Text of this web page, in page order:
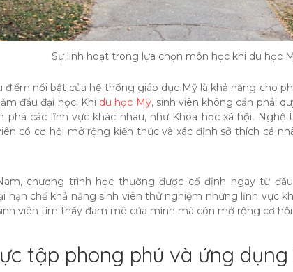
Sự linh hoạt trong lựa chọn môn học khi du học
nổi bật của hệ thống giáo dục Mỹ là khả năng cho
đầu đại học. Khi du học Mỹ, sinh viên không cần phải
phá các lĩnh vực khác nhau, như Khoa học xã hội, Nghệ
có cơ hội mở rộng kiến thức và xác định sở thích cá
chương trình học thường được cố định ngay từ
hạn chế khả năng sinh viên thử nghiệm những lĩnh vực
viên tìm thấy đam mê của mình mà còn mở rộng cơ
tập phong phú và ứng